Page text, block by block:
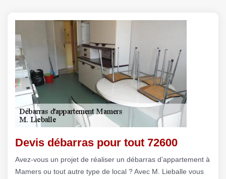
Devis débarras pour tout 72600
Avez-vous un projet de réaliser un débarras d’appartement à
Mamers ou tout autre type de local ? Avec M. Lieballe vous